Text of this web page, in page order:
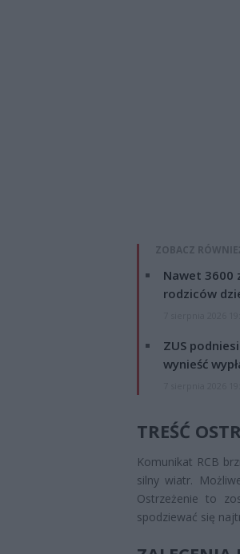
ZOBACZ
Nawet 3600
rodziców
ZUS
wynieść
TREŚĆ
Komunikat RCB
silny wiatr.
Ostrzeżenie to
spodziewać się